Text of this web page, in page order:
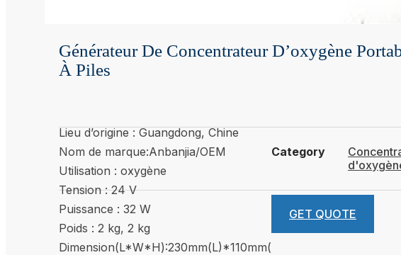
Générateur De Concentrateur D’oxygène
À Piles
Lieu d’origine : Guangdong, Chine
Nom de marque:Anbanjia/OEM
Utilisation : oxygène
Tension : 24 V
Puissance : 32 W
Poids : 2 kg, 2 kg
Dimension(L*W*H):230mm(L)*110mm(
Category
GET QUOTE